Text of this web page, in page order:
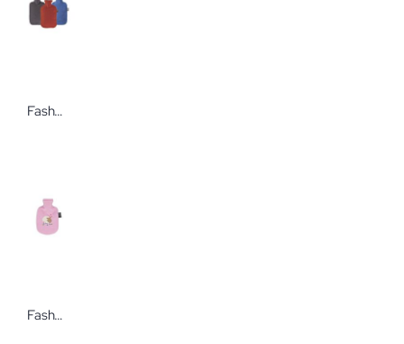
Fashy Wärmflasche mit Vliesbezug In verschiedenen Ausführungen
Fashy Wärmflasche mit Flauschbezug